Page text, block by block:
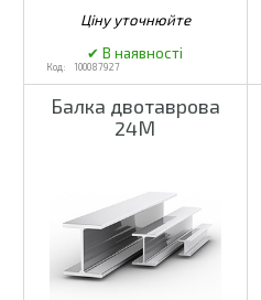
100087927
Балка двотаврова
24М